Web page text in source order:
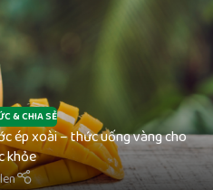
& CHIA SẺ
ép xoài – thức uống vàng cho
khỏe